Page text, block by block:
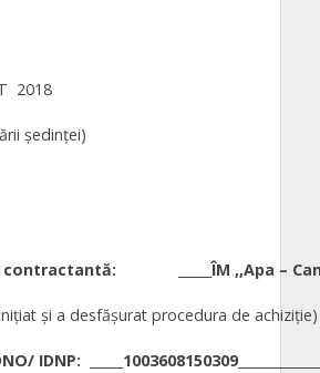
AUGUST 2018
şedinţei)
contractantă: _____ÎM ,,Apa –
şi a desfăşurat procedura de achiziţie)
1003608150309_